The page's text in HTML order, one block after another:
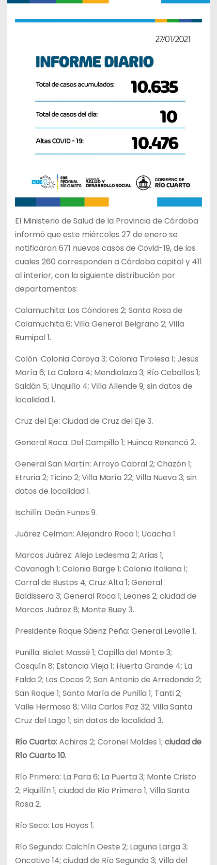
El Ministerio de Salud de la Provincia de Córdoba
informó que este miércoles 27 de enero se
notificaron 671 nuevos casos de Covid-19, de los
cuales 260 corresponden a Córdoba capital y 411
al interior, con la siguiente distribución por
departamentos:
Calamuchita: Los Cóndores 2; Santa Rosa de
Calamuchita 6; Villa General Belgrano 2; Villa
Rumipal 1.
Colón: Colonia Caroya 3; Colonia Tirolesa 1; Jesús
María 6; La Calera 4; Mendiolaza 3; Río Ceballos 1;
Saldán 5; Unquillo 4; Villa Allende 9; sin datos de
localidad 1.
Cruz del Eje: Ciudad de Cruz del Eje 3.
General Roca: Del Campillo 1; Huinca Renancó 2.
General San Martín: Arroyo Cabral 2; Chazón 1;
Etruria 2; Ticino 2; Villa María 22; Villa Nueva 3; sin
datos de localidad 1.
Ischilín: Deán Funes 9.
Juárez Celman: Alejandro Roca 1; Ucacha 1.
Marcos Juárez: Alejo Ledesma 2; Arias 1;
Cavanagh 1; Colonia Barge 1; Colonia Italiana 1;
Corral de Bustos 4; Cruz Alta 1; General
Baldissera 3; General Roca 1; Leones 2; ciudad de
Marcos Juárez 8; Monte Buey 3.
Presidente Roque Sáenz Peña: General Levalle 1.
Punilla: Bialet Massé 1; Capilla del Monte 3;
Cosquín 8; Estancia Vieja 1; Huerta Grande 4; La
Falda 2; Los Cocos 2; San Antonio de Arredondo 2;
San Roque 1; Santa María de Punilla 1; Tanti 2;
Valle Hermoso 8; Villa Carlos Paz 32; Villa Santa
Cruz del Lago 1; sin datos de localidad 3.
Río Cuarto:Achiras 2; Coronel Moldes 1; ciudad de
Río Cuarto 10.
Río Primero: La Para 6; La Puerta 3; Monte Cristo
2; Piquillín 1; ciudad de Río Primero 1; Villa Santa
Rosa 2.
Río Seco: Los Hoyos 1.
Río Segundo: Calchín Oeste 2; Laguna Larga 3;
Oncativo 14; ciudad de Río Segundo 3; Villa del